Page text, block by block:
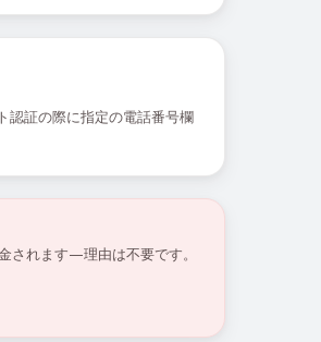
認証の際に指定の電話番号欄
されます—理由は不要です。